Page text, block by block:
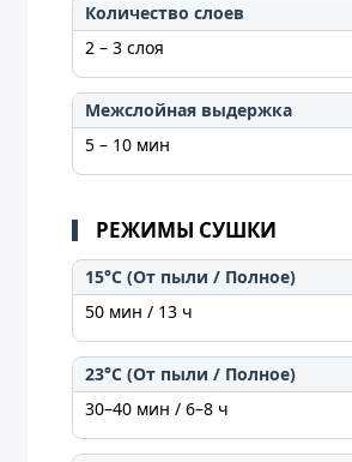
Количество слоев
2 – 3 слоя
Межслойная выдержка
5 – 10 мин
РЕЖИМЫ СУШКИ
15°C (От пыли / Полное)
50 мин / 13 ч
23°C (От пыли / Полное)
30–40 мин / 6–8 ч